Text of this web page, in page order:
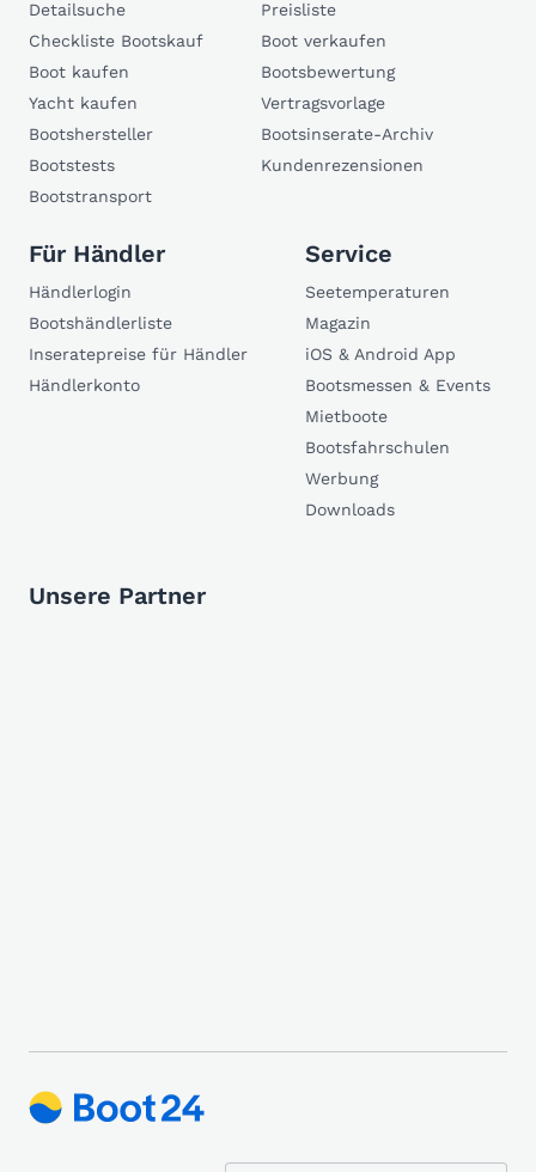
Detailsuche
Checkliste Bootskauf
Boot kaufen
Yacht kaufen
Bootshersteller
Bootstests
Bootstransport
Preisliste
Boot verkaufen
Bootsbewertung
Vertragsvorlage
Bootsinserate-Archiv
Kundenrezensionen
Für Händler
Händlerlogin
Bootshändlerliste
Inseratepreise für Händler
Händlerkonto
Service
Seetemperaturen
Magazin
iOS & Android App
Bootsmessen & Events
Mietboote
Bootsfahrschulen
Werbung
Downloads
Unsere Partner